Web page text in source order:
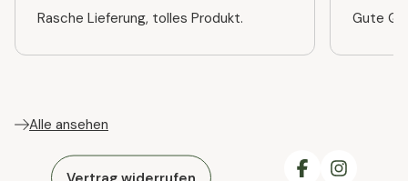
Rasche Lieferung, tolles Produkt. Gute
Alle ansehen